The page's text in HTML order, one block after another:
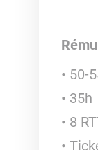
50-
35h
8